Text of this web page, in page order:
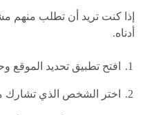
إذا كنت تريد أن تطلب منهم
أدناه.
افتح تطبيق تحديد الموقع
اختر الشخص الذي تشارك